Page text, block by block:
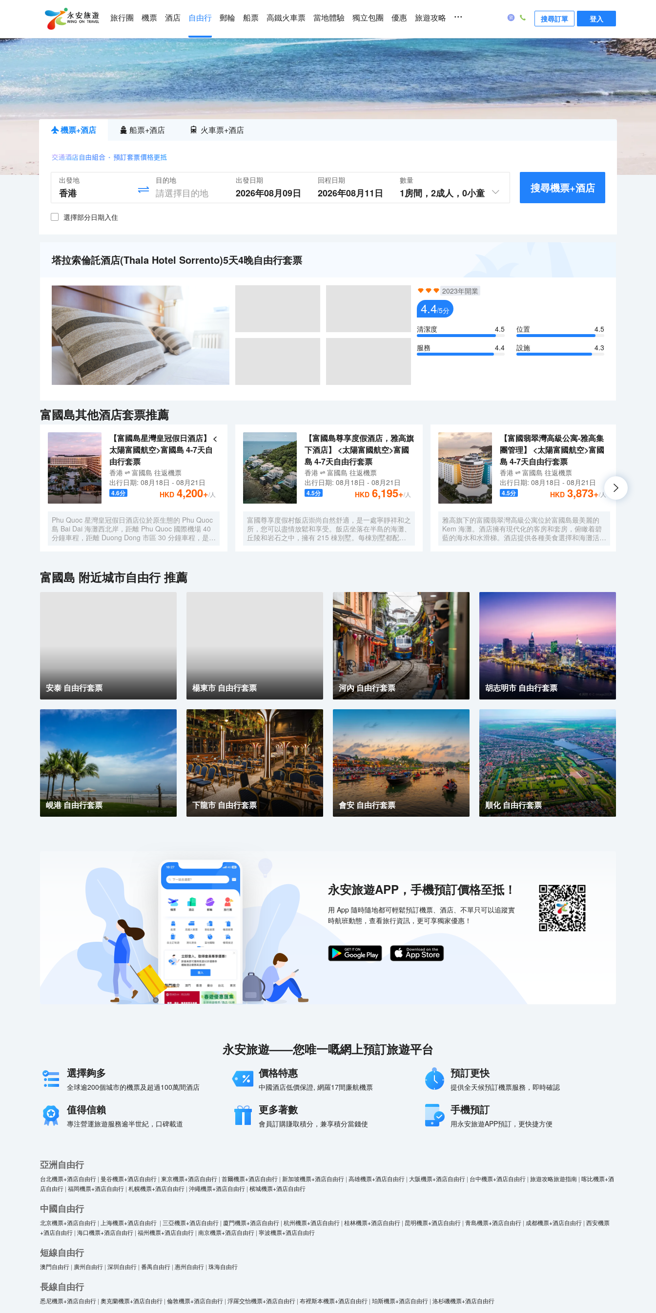
旅行團 機票 酒店 自由行 郵輪 船票 高鐵火車票 當地體驗 獨立包團 優惠 旅遊攻略 ... 搜尋訂單 登入
機票+酒店 船票+酒店 火車票+酒店
出發地 目的地 出發日期
2026年08月09日
回程日期
2026年08月11日
數量
1房間， 2成人， 0小童 搜尋機票+酒店
選擇部分日期入住
塔拉索倫託酒店(Thala Hotel Sorrento)5天4晚自由行套票
2023年開業
4.4/5分
清潔度
4.5 位置
4.5
服務
4.4 設施 4.3
富國島其他酒店套票推薦
【富國島星灣皇冠假日酒店】 <
太陽富國航空>富國島 4-7天自
由行套票
香港 富國島 往返機票
出行日期: 08月18日 - 08月21日
4.6分 HKD 4,200+/人
Phu Quoc 星灣皇冠假日酒店位於原生態的 Phu Quoc
島 Bai Dai 海灘西北岸，距離 Phu Quoc 國際機場 40
分鐘車程，距離 Duong Dong 市區 30 分鐘車程，是情
【富國島尊享度假酒店，雅高旗
下酒店】 <太陽富國航空>富國
島 4-7天自由行套票
香港 富國島 往返機票
出行日期: 08月18日 - 08月21日
4.5分 HKD 6,195+/人
富國尊享度假村飯店崇尚自然舒適，是一處寧靜祥和之
所，您可以盡情放鬆和享受。飯店坐落在半島的海灘、
丘陵和岩石之中，擁有 215 棟別墅。每棟別墅都配有
【富國翡翠灣高級公寓-雅高集
團管理】 <太陽富國航空>富國
島 4-7天自由行套票
香港 富國島 往返機票
出行日期: 08月18日 - 08月21日
4.5分 HKD 3,873+/人
雅高旗下的富國翡翠灣高級公寓位於富國島最美麗的
Kem 海灘。酒店擁有現代化的客房和套房，俯瞰着碧
藍的海水和水滑梯。酒店提供各種美食選擇和海灘活
富國島 附近城市自由行 推薦
安泰 自由行套票 楊東市 自由行套票 河內 自由行套票 胡志明市 自由行套票
峴港 自由行套票 下龍市 自由行套票 會安 自由行套票 順化 自由行套票
永安旅遊APP，手機預訂價格至抵！
用 App 隨時隨地都可輕鬆預訂機票、酒店、不單只可以追蹤實
時航班動態，查看旅行資訊，更可享獨家優惠！
永安旅遊——您唯一嘅網上預訂旅遊平台
選擇夠多
全球逾200個城市的機票及超過100萬間酒店
價格特惠
中國酒店低價保證, 網羅17間廉航機票
預訂更快
提供全天候預訂機票服務，即時確認
值得信賴
專注營運旅遊服務逾半世紀，口碑載道
更多著數
會員訂購賺取積分，兼享積分當錢使
手機預訂
用永安旅遊APP預訂，更快捷方便
亞洲自由行
台北機票+酒店自由行 | 曼谷機票+酒店自由行 | 東京機票+酒店自由行 | 首爾機票+酒店自由行 | 新加坡機票+酒店自由行 | 高雄機票+酒店自由行 | 大阪機票+酒店自由行 | 台中機票+酒店自由行 | 旅遊攻略旅遊指南 | 喀比機票+酒
店自由行 | 福岡機票+酒店自由行 | 札幌機票+酒店自由行 | 沖繩機票+酒店自由行 | 檳城機票+酒店自由行
中國自由行
北京機票+酒店自由行 | 上海機票+酒店自由行 | 三亞機票+酒店自由行 | 廈門機票+酒店自由行 | 杭州機票+酒店自由行 | 桂林機票+酒店自由行 | 昆明機票+酒店自由行 | 青島機票+酒店自由行 | 成都機票+酒店自由行 | 西安機票
+酒店自由行 | 海口機票+酒店自由行 | 福州機票+酒店自由行 | 南京機票+酒店自由行 | 寧波機票+酒店自由行
短線自由行
澳門自由行 | 廣州自由行 | 深圳自由行 | 番禺自由行 | 惠州自由行 | 珠海自由行
長線自由行
悉尼機票+酒店自由行 | 奧克蘭機票+酒店自由行 | 倫敦機票+酒店自由行 | 浮羅交怡機票+酒店自由行 | 布裡斯本機票+酒店自由行 | 珀斯機票+酒店自由行 | 洛杉磯機票+酒店自由行